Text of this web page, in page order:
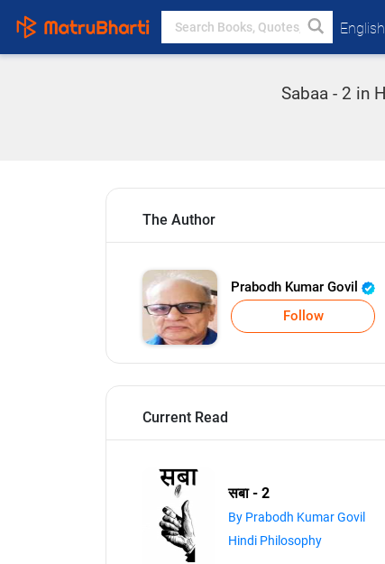
English
Sabaa - 2 in
The Author
Prabodh Kumar Govil
Follow
Current Read
सबा - 2
By Prabodh Kumar Govil
Hindi Philosophy